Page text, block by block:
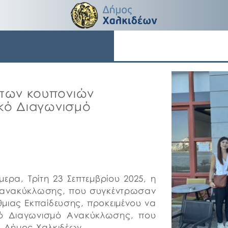
κουπονιών
Διαγωνισμό
Τρίτη 23 Σεπτεμβρίου 2025, η
που συγκέντρωσαν
Εκπαίδευσης, προκειμένου να
Διαγωνισμό Ανακύκλωσης, που